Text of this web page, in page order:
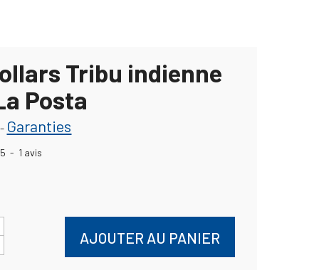
Tribu indienne
Posta
Garanties
5 - 1 avis
AJOUTER AU PANIER